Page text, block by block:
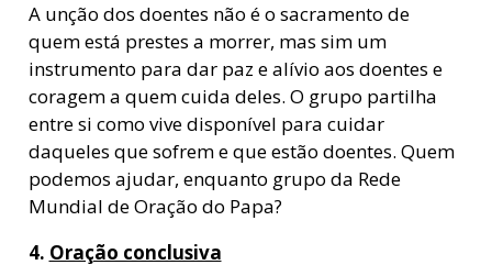
A unção dos doentes não é o sacramento de
quem está prestes a morrer, mas sim um
instrumento para dar paz e alívio aos doentes e
coragem a quem cuida deles. O grupo partilha
entre si como vive disponível para cuidar
daqueles que sofrem e que estão doentes. Quem
podemos ajudar, enquanto grupo da Rede
Mundial de Oração do Papa?
4. Oração conclusiva